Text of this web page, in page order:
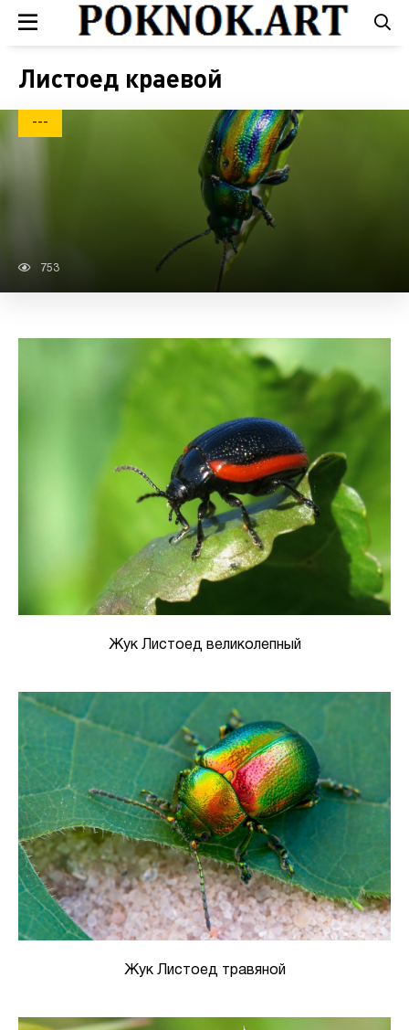
Листоед краевой
---
753
Жук Листоед великолепный
Жук Листоед травяной